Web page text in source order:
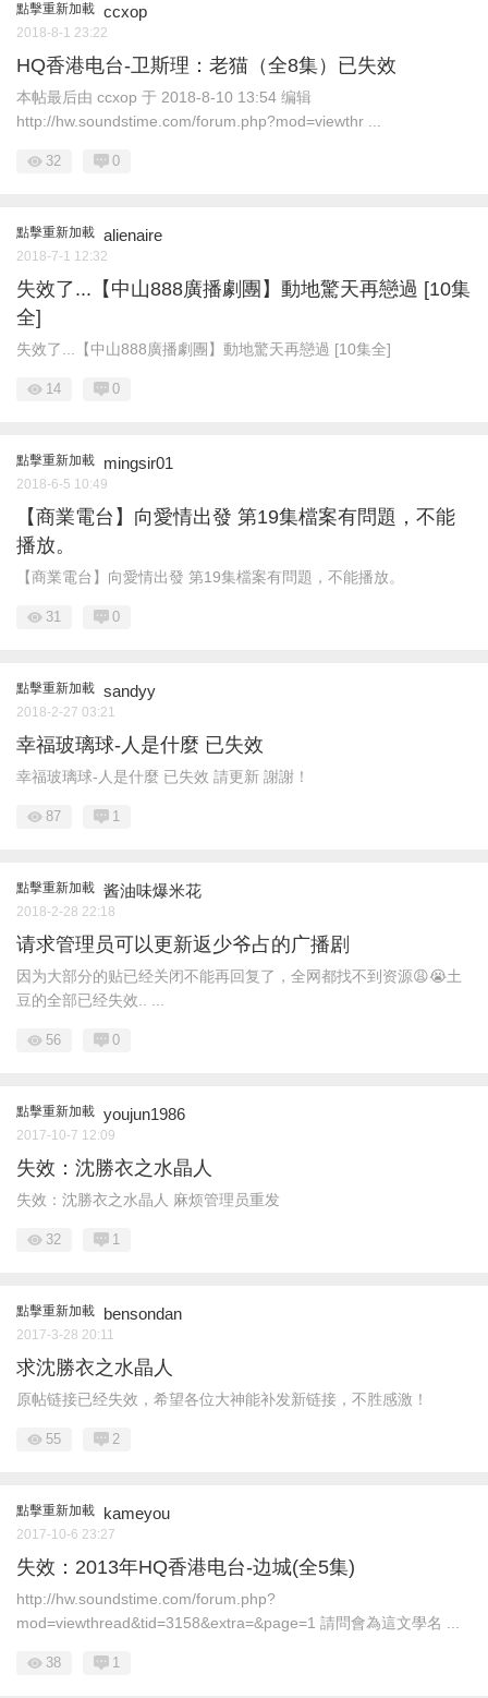
點擊重新加載 ccxop
2018-8-1 23:22
HQ香港电台-卫斯理：老猫（全8集）已失效
本帖最后由 ccxop 于 2018-8-10 13:54 编辑
http://hw.soundstime.com/forum.php?mod=viewthr ...
32 0
點擊重新加載 alienaire
2018-7-1 12:32
失效了...【中山888廣播劇團】動地驚天再戀過 [10集
全]
失效了...【中山888廣播劇團】動地驚天再戀過 [10集全]
14 0
點擊重新加載 mingsir01
2018-6-5 10:49
【商業電台】向愛情出發 第19集檔案有問題，不能
播放。
【商業電台】向愛情出發 第19集檔案有問題，不能播放。
31 0
點擊重新加載 sandyy
2018-2-27 03:21
幸福玻璃球-人是什麼 已失效
幸福玻璃球-人是什麼 已失效 請更新 謝謝！
87 1
點擊重新加載 酱油味爆米花
2018-2-28 22:18
请求管理员可以更新返少爷占的广播剧
因为大部分的贴已经关闭不能再回复了，全网都找不到资源😩😭土
豆的全部已经失效.. ...
56 0
點擊重新加載 youjun1986
2017-10-7 12:09
失效：沈勝衣之水晶人
失效：沈勝衣之水晶人 麻烦管理员重发
32 1
點擊重新加載 bensondan
2017-3-28 20:11
求沈勝衣之水晶人
原帖链接已经失效，希望各位大神能补发新链接，不胜感激！
55 2
點擊重新加載 kameyou
2017-10-6 23:27
失效：2013年HQ香港电台-边城(全5集)
http://hw.soundstime.com/forum.php?
mod=viewthread&tid=3158&extra=&page=1 請問會為這文學名 ...
38 1